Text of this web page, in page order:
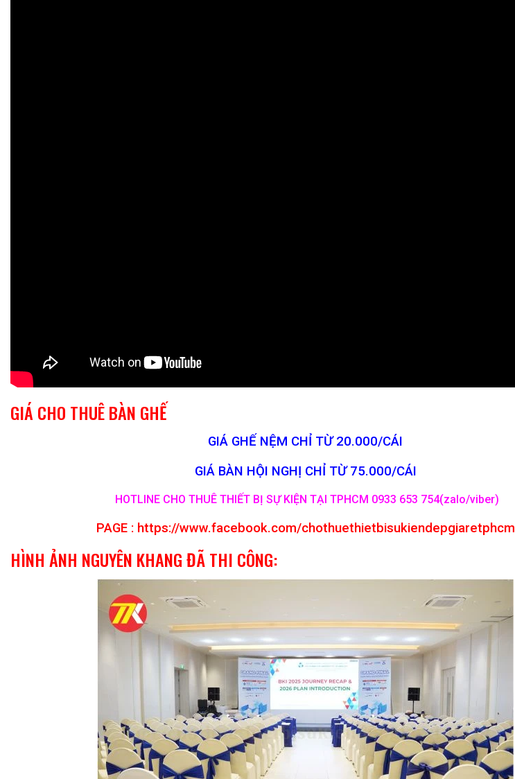
GIÁ CHO THUÊ BÀN GHẾ
GIÁ GHẾ NỆM CHỈ TỪ 20.000/CÁI
GIÁ BÀN HỘI NGHỊ CHỈ TỪ 75.000/CÁI
HOTLINE CHO THUÊ THIẾT BỊ SỰ KIỆN TẠI TPHCM 0933 653 754(zalo/viber)
PAGE :https://www.facebook.com/chothuethietbisukiendepgiaretphcm
HÌNH ẢNH NGUYÊN KHANG ĐÃ THI CÔNG: